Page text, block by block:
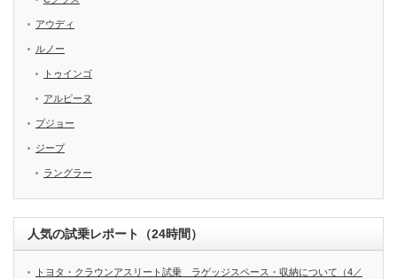
アウディ
ルノー
トゥインゴ
アルピーヌ
プジョー
ジープ
ラングラー
人気の試乗レポート（24時間）
トヨタ・クラウンアスリート試乗 ラゲッジスペース・収納について（4／